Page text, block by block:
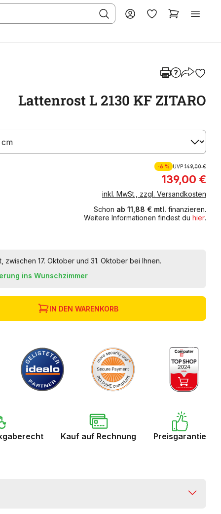
Lattenrost L 2130 KF ZITARO
-6 % UVP 149,00 €
139,00 €
inkl. MwSt., zzgl. Versandkosten
Schon ab 11,88 € mtl. finanzieren.
Weitere Informationen findest du hier.
zwischen 17. Oktober und 31. Oktober bei Ihnen.
ins Wunschzimmer
IN DEN WARENKORB
Kauf auf Rechnung Preisgarantie